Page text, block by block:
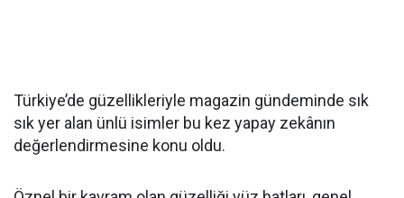
Türkiye’de güzellikleriyle magazin gündeminde sık
sık yer alan ünlü isimler bu kez yapay zekânın
değerlendirmesine konu oldu.